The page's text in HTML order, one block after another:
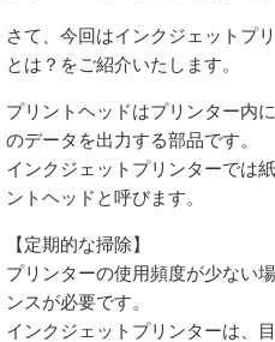
さて、今回はインクジェットプ
とは？をご紹介いたします。
プリントヘッドはプリンター内
のデータを出力する部品です。
インクジェットプリンターでは
ントヘッドと呼びます。
【定期的な掃除】
プリンターの使用頻度が少ない
ンスが必要です。
インクジェットプリンターは、